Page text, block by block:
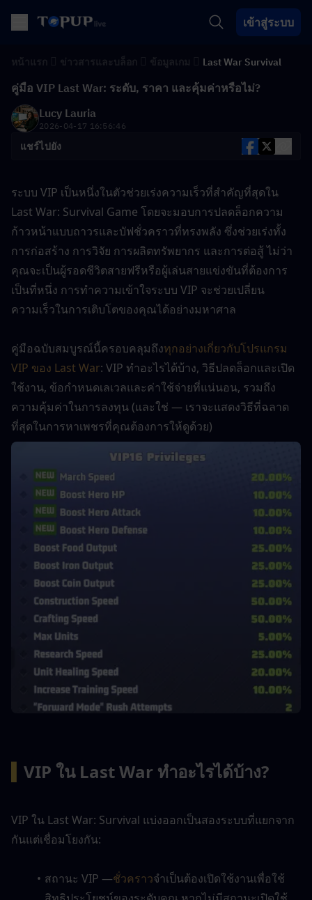
เข้าสู่ระบบ
Last War Survival
คู่มือ VIP Last War: ระดับ, ราคา และคุ้มค่าหรือไม่?
Lucy Lauria
2026-04-17 16:56:46
แชร์ไปยัง
ระบบ VIP เป็นหนึ่งในตัวช่วยเร่งความเร็วที่สำคัญที่สุดใน
Last War: Survival Game โดยจะมอบการปลดล็อกความ
ก้าวหน้าแบบถาวรและบัฟชั่วคราวที่ทรงพลัง ซึ่งช่วยเร่งทั้ง
การก่อสร้าง การวิจัย การผลิตทรัพยากร และการต่อสู้ ไม่ว่า
คุณจะเป็นผู้รอดชีวิตสายฟรีหรือผู้เล่นสายแข่งขันที่ต้องการ
เป็นที่หนึ่ง การทำความเข้าใจระบบ VIP จะช่วยเปลี่ยน
ความเร็วในการเติบโตของคุณได้อย่างมหาศาล
คู่มือฉบับสมบูรณ์นี้ครอบคลุมถึงทุกอย่างเกี่ยวกับโปรแกรม
VIP ของ Last War: VIP ทำอะไรได้บ้าง, วิธีปลดล็อกและเปิด
ใช้งาน, ข้อกำหนดเลเวลและค่าใช้จ่ายที่แน่นอน, รวมถึง
ความคุ้มค่าในการลงทุน (และใช่ — เราจะแสดงวิธีที่ฉลาด
ที่สุดในการหาเพชรที่คุณต้องการให้ดูด้วย)
VIP ใน Last War ทำอะไรได้บ้าง?
VIP ใน Last War: Survival แบ่งออกเป็นสองระบบที่แยกจาก
กันแต่เชื่อมโยงกัน:
สถานะ VIP —ชั่วคราวจำเป็นต้องเปิดใช้งานเพื่อใช้